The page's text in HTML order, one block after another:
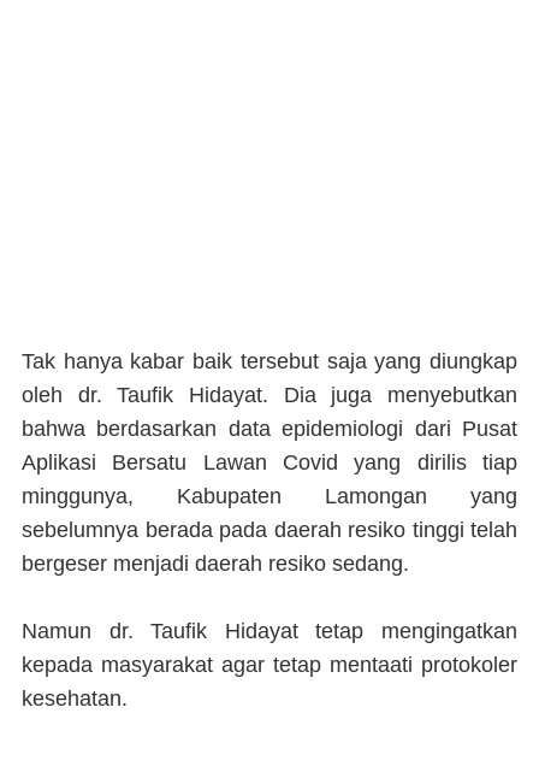
Tak hanya kabar baik tersebut saja yang diungkap
oleh dr. Taufik Hidayat. Dia juga menyebutkan
bahwa berdasarkan data epidemiologi dari Pusat
Aplikasi Bersatu Lawan Covid yang dirilis tiap
minggunya, Kabupaten Lamongan yang
sebelumnya berada pada daerah resiko tinggi telah
bergeser menjadi daerah resiko sedang.
Namun dr. Taufik Hidayat tetap mengingatkan
kepada masyarakat agar tetap mentaati protokoler
kesehatan.